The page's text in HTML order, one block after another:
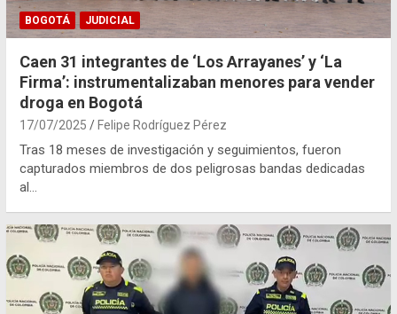
BOGOTÁ JUDICIAL
Caen 31 integrantes de ‘Los Arrayanes’ y ‘La
Firma’: instrumentalizaban menores para vender
droga en Bogotá
17/07/2025 Felipe Rodríguez Pérez
Tras 18 meses de investigación y seguimientos, fueron
capturados miembros de dos peligrosas bandas dedicadas
al…